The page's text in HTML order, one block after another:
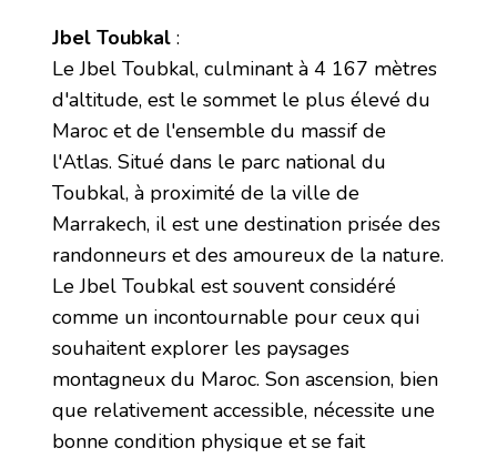
Jbel Toubkal :
Le Jbel Toubkal, culminant à 4 167 mètres
d'altitude, est le sommet le plus élevé du
Maroc et de l'ensemble du massif de
l'Atlas. Situé dans le parc national du
Toubkal, à proximité de la ville de
Marrakech, il est une destination prisée des
randonneurs et des amoureux de la nature.
Le Jbel Toubkal est souvent considéré
comme un incontournable pour ceux qui
souhaitent explorer les paysages
montagneux du Maroc. Son ascension, bien
que relativement accessible, nécessite une
bonne condition physique et se fait